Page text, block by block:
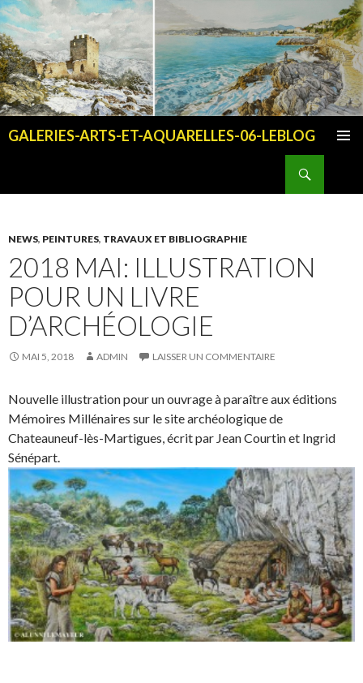
GALERIES-ARTS-ET-AQUARELLES-06-LEBLOG
NEWS, PEINTURES, TRAVAUX ET BIBLIOGRAPHIE
2018 MAI: ILLUSTRATION
POUR UN LIVRE
D’ARCHÉOLOGIE
MAI 5, 2018 ADMIN LAISSER UN COMMENTAIRE
Nouvelle illustration pour un ouvrage à paraître aux éditions
Mémoires Millénaires sur le site archéologique de
Chateauneuf-lès-Martigues, écrit par Jean Courtin et Ingrid
Sénépart.